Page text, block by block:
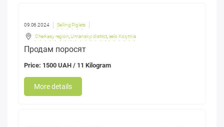
09.06.2024 Selling Piglets
Cherkasy region ,Umanskyi district, selo Korytnia
Продам поросят
Price: 1500 UAH / 11 Kilogram
More details